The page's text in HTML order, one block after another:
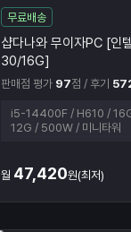
무료배송
샵다나와 무이자PC [
30/16G]
판매점 평가 97점 / 후기
i5-14400F / H610 /
12G / 500W / 미니타워
월 47,420원(최저)